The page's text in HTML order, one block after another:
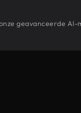
geavanceerde AI-